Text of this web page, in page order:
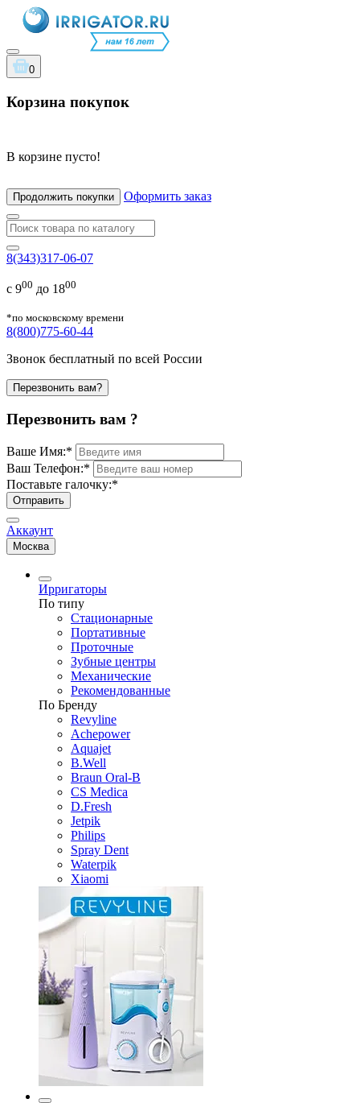
0
Корзина покупок
В корзине пусто!
Продолжить покупки Оформить заказ
8(343)317-06-07
с 900 до 1800
*по московскому времени
8(800)775-60-44
Звонок бесплатный по всей России
Перезвонить вам?
Перезвонить вам ?
Ваше Имя:*
Ваш Телефон:*
Поставьте галочку:*
Отправить
Аккаунт
Москва
Ирригаторы
По типу
Стационарные
Портативные
Проточные
Зубные центры
Механические
Рекомендованные
По Бренду
Revyline
Achepower
Aquajet
B.Well
Braun Oral-B
CS Medica
D.Fresh
Jetpik
Philips
Spray Dent
Waterpik
Xiaomi